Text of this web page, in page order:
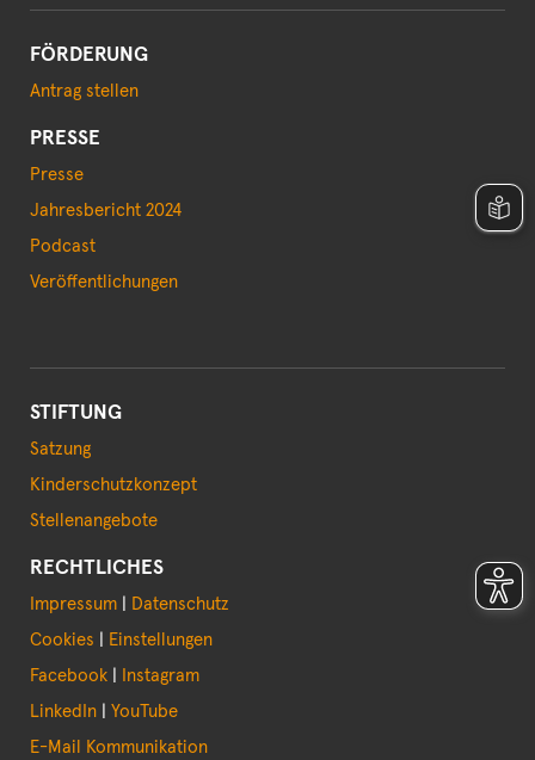
FÖRDERUNG
Antrag stellen
PRESSE
Presse
Jahresbericht 2024
Podcast
Veröffentlichungen
STIFTUNG
Satzung
Kinderschutzkonzept
Stellenangebote
RECHTLICHES
Impressum
Datenschutz
Cookies
Einstellungen
Facebook
Instagram
LinkedIn
YouTube
E-Mail Kommunikation